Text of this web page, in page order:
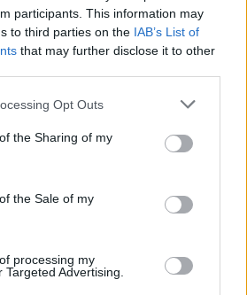
participants. This information may
to third parties on the IAB’s List of
that may further disclose it to other
app uses one or more Google
or usage behaviour. You may click to
Google and its third-party tags to
specified purposes in below Google
Opt Outs
the Sharing of my
the Sale of my
processing my
Advertising.
να δώσει «μάχη» κατά